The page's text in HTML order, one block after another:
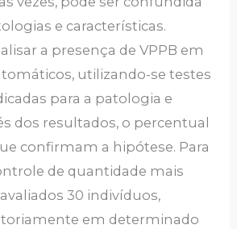
e características.
a presença de VPPB em
utilizando-se testes
para a patologia e
dos resultados, o percentual
confirmam a hipótese. Para
de quantidade mais
30 indivíduos,
em determinado